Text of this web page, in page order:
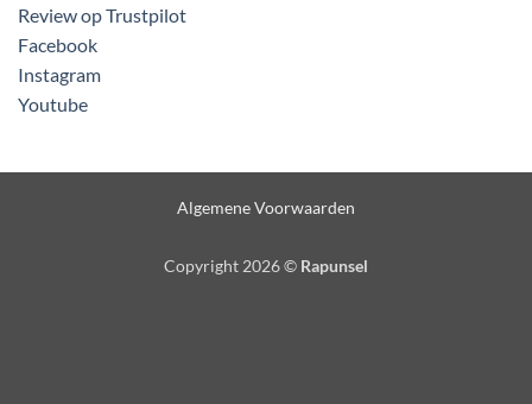
Review op Trustpilot
Facebook
Instagram
Youtube
Algemene Voorwaarden
Copyright 2026 © Rapunsel